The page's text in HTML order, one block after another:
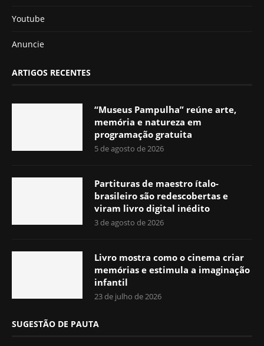
Youtube
Anuncie
ARTIGOS RECENTES
“Museus Pampulha” reúne arte,
memória e natureza em
programação gratuita
5 de agosto de 2026
Partituras de maestro ítalo-
brasileiro são redescobertas e
viram livro digital inédito
3 de agosto de 2026
Livro mostra como o cinema criar
memórias e estimula a imaginação
infantil
23 de julho de 2026
SUGESTÃO DE PAUTA